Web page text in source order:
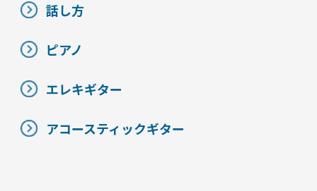
話し方
ピアノ
エレキギター
アコースティックギター